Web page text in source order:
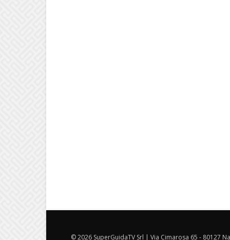
© 2026 SuperGuidaTV Srl | Via Cimarosa 65 - 80127